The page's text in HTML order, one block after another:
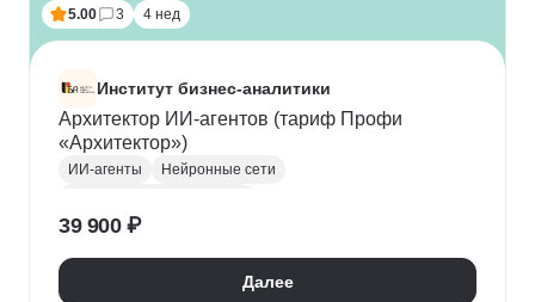
5.00 3 4 нед
Институт бизнес-аналитики
Архитектор ИИ-агентов (тариф Профи
«Архитектор»)
ИИ-агенты
Нейронные сети
39 900 ₽
Далее